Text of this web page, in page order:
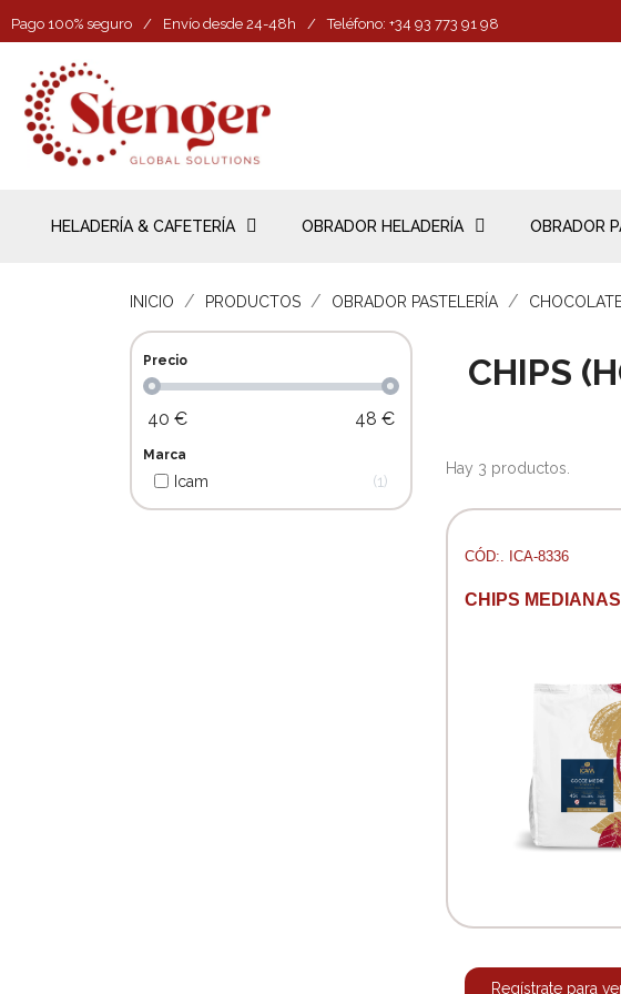
Pago 100% seguro / Envío desde 24-48h / Teléfono: +34 93 773 91 98
HELADERÍA & CAFETERÍA OBRADOR HELADERÍA OBRADOR
INICIO PRODUCTOS OBRADOR PASTELERÍA
Precio
40 € 48 €
Marca
Icam 1
CHIPS
Hay 3 productos.
CÓD:. ICA-8336
CHIPS MEDIANAS
Regístrate para